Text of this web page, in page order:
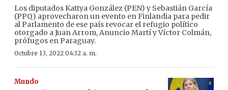
Los diputados Kattya González (PEN) y Sebastián García
(PPQ) aprovecharon un evento en Finlandia para pedir
al Parlamento de ese país revocar el refugio político
otorgado a Juan Arrom, Anuncio Martí y Víctor Colmán,
prófugos en Paraguay.
Octubre 13, 2022 04:32 a. m.
Mundo